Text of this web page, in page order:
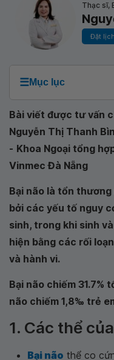
Thạc sĩ,
Đặt
☰Mục lục
Bài viết được tư vấn
Nguyễn Thị Thanh
- Khoa Ngoại tổng
Vinmec Đà Nẵng
Bại não là tổn
bởi các yếu tố nguy
sinh, trong khi sinh
hiện bằng các rối
và hành vi.
Bại não chiếm 31.7%
não chiếm 1,8‰ trẻ
1. Các thể
Bại não thể co